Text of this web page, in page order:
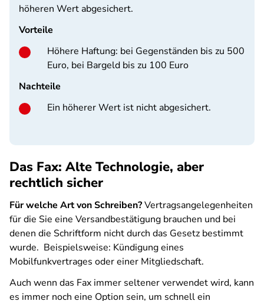
höheren Wert abgesichert.
Vorteile
Höhere Haftung: bei Gegenständen bis zu 500
Euro, bei Bargeld bis zu 100 Euro
Nachteile
Ein höherer Wert ist nicht abgesichert.
Das Fax: Alte Technologie, aber
rechtlich sicher
Für welche Art von Schreiben?Vertragsangelegenheiten
für die Sie eine Versandbestätigung brauchen und bei
denen die Schriftform nicht durch das Gesetz bestimmt
wurde. Beispielsweise: Kündigung eines
Mobilfunkvertrages oder einer Mitgliedschaft.
Auch wenn das Fax immer seltener verwendet wird, kann
es immer noch eine Option sein, um schnell ein